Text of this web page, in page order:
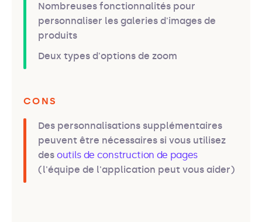
Nombreuses fonctionnalités pour
personnaliser les galeries d'images de
produits
Deux types d'options de zoom
CONS
Des personnalisations supplémentaires
peuvent être nécessaires si vous utilisez
des outils de construction de pages
(l'équipe de l'application peut vous aider)